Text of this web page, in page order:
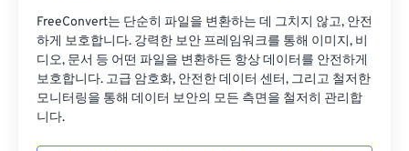
FreeConvert는 단순히 파일을 변환하는 데 그치지 않고, 안전
하게 보호합니다. 강력한 보안 프레임워크를 통해 이미지, 비
디오, 문서 등 어떤 파일을 변환하든 항상 데이터를 안전하게
보호합니다. 고급 암호화, 안전한 데이터 센터, 그리고 철저한
모니터링을 통해 데이터 보안의 모든 측면을 철저히 관리합
니다.